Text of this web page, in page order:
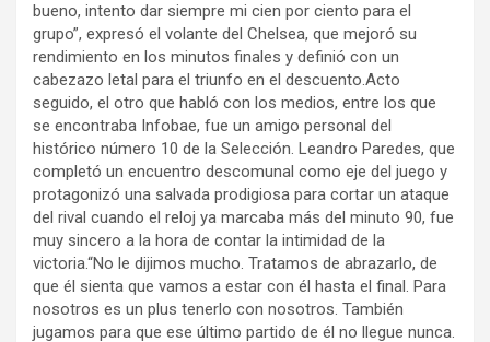
bueno, intento dar siempre mi cien por ciento para el
grupo”, expresó el volante del Chelsea, que mejoró su
rendimiento en los minutos finales y definió con un
cabezazo letal para el triunfo en el descuento.Acto
seguido, el otro que habló con los medios, entre los que
se encontraba Infobae, fue un amigo personal del
histórico número 10 de la Selección. Leandro Paredes, que
completó un encuentro descomunal como eje del juego y
protagonizó una salvada prodigiosa para cortar un ataque
del rival cuando el reloj ya marcaba más del minuto 90, fue
muy sincero a la hora de contar la intimidad de la
victoria.“No le dijimos mucho. Tratamos de abrazarlo, de
que él sienta que vamos a estar con él hasta el final. Para
nosotros es un plus tenerlo con nosotros. También
jugamos para que ese último partido de él no llegue nunca.